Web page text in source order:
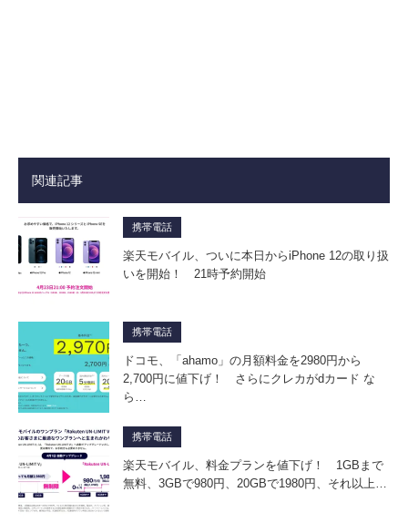
関連記事
携帯電話
楽天モバイル、ついに本日からiPhone 12の取り扱
いを開始！ 21時予約開始
携帯電話
ドコモ、「ahamo」の月額料金を2980円から
2,700円に値下げ！ さらにクレカがdカード な
ら…
携帯電話
楽天モバイル、料金プランを値下げ！ 1GBまで
無料、3GBで980円、20GBで1980円、それ以上…